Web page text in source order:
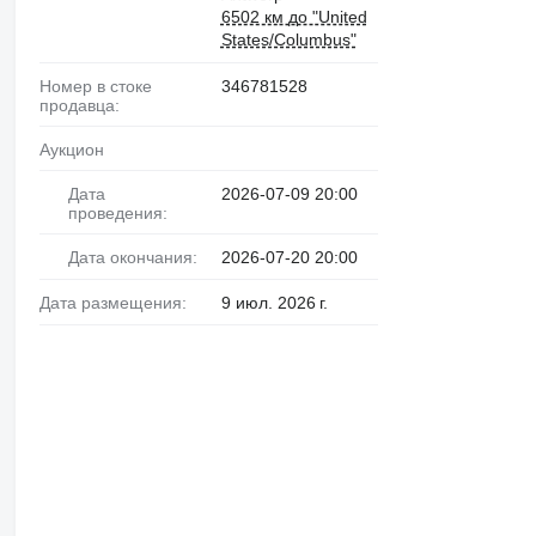
6502 км до "United
States/Columbus"
Номер в стоке
продавца:
346781528
Аукцион
Дата
проведения:
2026-07-09 20:00
Дата окончания: 2026-07-20 20:00
Дата размещения: 9 июл. 2026 г.